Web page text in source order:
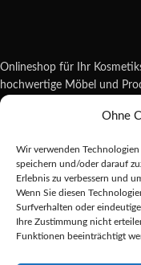
Ohne
Wir verwenden
speichern und/oder darauf
Erlebnis zu verbessern und
Wenn Sie diesen
Surfverhalten oder
Ihre Zustimmung nicht
Funktionen beeinträchtigt
Onlineshop für Ihr
hochwertige Möbel und
Wildsachsener Str. 6,
shop@reda-shop.de
REDA SHOP -
Alle Preise